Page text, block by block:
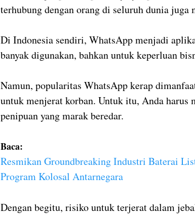
terhubung dengan orang di seluruh dunia
Di Indonesia sendiri, WhatsApp menjadi
banyak digunakan, bahkan untuk keperluan
Namun, popularitas WhatsApp kerap
untuk menjerat korban. Untuk itu, Anda harus
penipuan yang marak beredar.
Baca:
Resmikan Groundbreaking Industri Baterai
Program Kolosal Antarnegara
Dengan begitu, risiko untuk terjerat dalam